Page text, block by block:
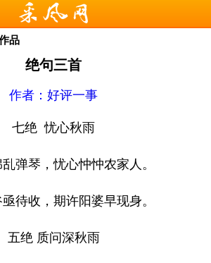
品
绝句三首
作者： 好评一事
七绝忧心秋雨
弹琴，忧心忡忡农家人。
待收，期许阳婆早现身。
五绝 质问深秋雨